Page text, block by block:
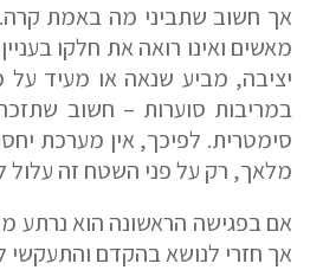
אך חשוב שתביני מה באמת
מאשים ואינו רואה את חלקו
יציבה, מביע שנאה או מעיד
במריבות סוערות – חשוב
סימטרית. לפיכך, אין מערכת
מלאך, רק על פני השטח זה עלול
אם בפגישה הראשונה הוא נרתע
אך חזרי לנושא בהקדם והתעקשי